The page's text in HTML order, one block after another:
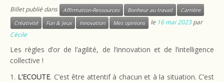
Billet publié dans Affirmation-Ressources Bonheur au travail
Carrière
Créativité
Fun & Jeux Innovation Mes opinions le 16 mai 2023 par
Cécile
Les règles d’or de l’agilité, de l’innovation et de l’intelligence
collective !
1. L’ECOUTE. C’est être attentif à chacun et à la situation. C’est